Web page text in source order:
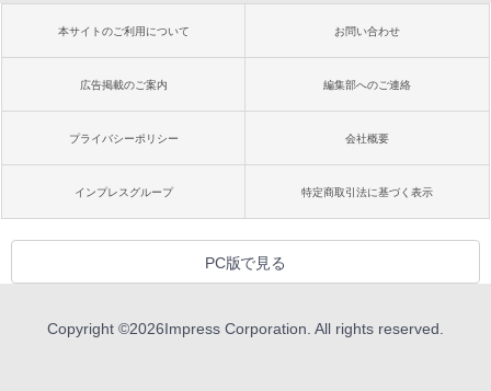
本サイトのご利用について お問い合わせ
広告掲載のご案内 編集部へのご連絡
プライバシーポリシー 会社概要
インプレスグループ 特定商取引法に基づく表示
PC版で見る
Copyright ©2026Impress Corporation. All rights reserved.